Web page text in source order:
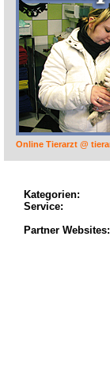
Online Tierarzt @
Kategorien:
Service:
Partner Websites: